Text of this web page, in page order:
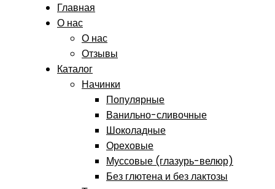
Главная
О нас
О нас
Отзывы
Каталог
Начинки
Популярные
Ванильно-сливочные
Шоколадные
Ореховые
Муссовые (глазурь-велюр)
Без глютена и без лактозы